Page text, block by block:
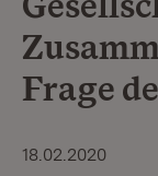
Frage
18.02.2020